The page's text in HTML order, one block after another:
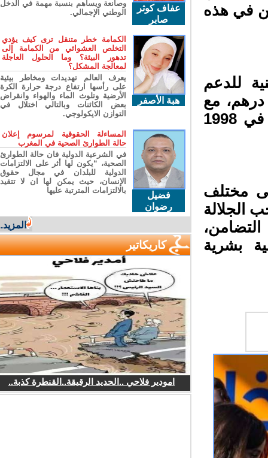
في هذه
للدعم
تفوق قيمته 2,5 مليار درهم، مع
ارتفاع عدد الأسر المستفيدة من 34 ألفا و100 في 1998
لتنضاف إلى مختلف
الجلالة
بشرية
عفاف كوثر
صابر
وصانعة ويساهم بنسبة مهمة في الدخل
الوطني الإجمالي.
هبة الأصفر
الكمامة خطر متنقل ترى كيف يؤدي
التخلص العشوائي من الكمامة إلى
تدهور البيئة؟ وما الحلول العاجلة
لمعالجة المشكل؟
يعرف العالم تهديدات ومخاطر بيئية
على رأسها ارتفاع درجة حرارة الكرة
الأرضية وتلوث الماء والهواء وانقراض
بعض الكائنات وبالتالي اختلال في
التوازن الايكولوجي.
فضيل
رضوان
المساءلة الحقوقية لمرسوم إعلان
حالة الطوارئ الصحية في المغرب
في الشرعية الدولية فان حالة الطوارئ
الصحية، “يكون لها أثر على الالتزامات
الدولية للبلدان في مجال حقوق
الإنسان، حيث يمكن لها ان لا تتقيد
بالالتزامات المترتبة عليها
المزيد...
كاريكاتير
امودير فلاحي ..الحديد الرقيقة..القنطرة كذبة..